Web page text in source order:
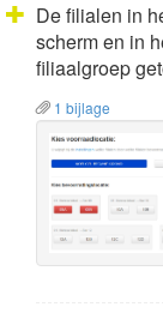
De filialen in
scherm en in
filiaalgroep
1 bijlage